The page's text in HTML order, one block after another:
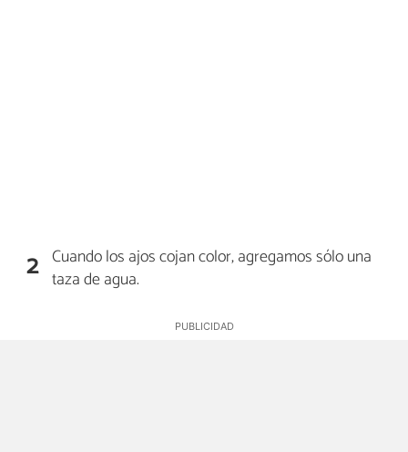
2 Cuando los ajos cojan color, agregamos sólo una
taza de agua.